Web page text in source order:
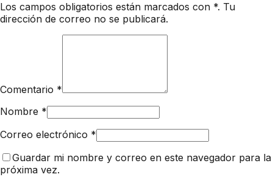
Los campos obligatorios están marcados con *. Tu
dirección de correo no se publicará.
Comentario *
Nombre *
Correo electrónico *
Guardar mi nombre y correo en este navegador para la
próxima vez.